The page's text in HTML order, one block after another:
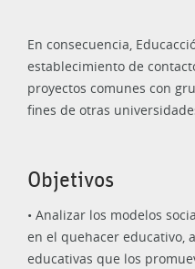
En consecuencia,
establecimiento de
proyectos comunes con
fines de otras
Objetivos
• Analizar los modelos
en el quehacer educativo,
educativas que los